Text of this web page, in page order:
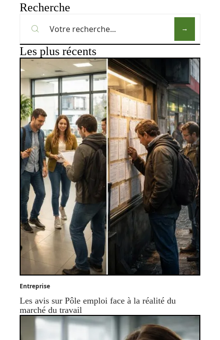
Recherche
Les plus récents
Entreprise
Les avis sur Pôle emploi face à la réalité du
marché du travail